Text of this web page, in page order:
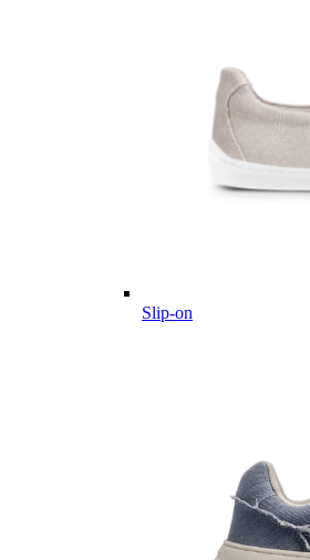
Slip-on